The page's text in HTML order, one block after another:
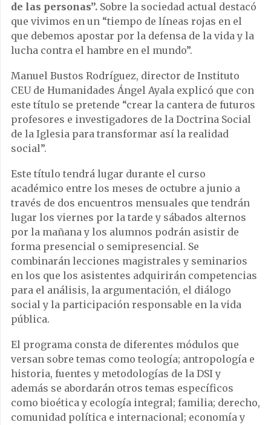
de las personas”. Sobre la sociedad actual destacó
que vivimos en un “tiempo de líneas rojas en el
que debemos apostar por la defensa de la vida y la
lucha contra el hambre en el mundo”.
Manuel Bustos Rodríguez, director de Instituto
CEU de Humanidades Ángel Ayala explicó que con
este título se pretende “crear la cantera de futuros
profesores e investigadores de la Doctrina Social
de la Iglesia para transformar así la realidad
social”.
Este título tendrá lugar durante el curso
académico entre los meses de octubre a junio a
través de dos encuentros mensuales que tendrán
lugar los viernes por la tarde y sábados alternos
por la mañana y los alumnos podrán asistir de
forma presencial o semipresencial. Se
combinarán lecciones magistrales y seminarios
en los que los asistentes adquirirán competencias
para el análisis, la argumentación, el diálogo
social y la participación responsable en la vida
pública.
El programa consta de diferentes módulos que
versan sobre temas como teología; antropología e
historia, fuentes y metodologías de la DSI y
además se abordarán otros temas específicos
como bioética y ecología integral; familia; derecho,
comunidad política e internacional; economía y